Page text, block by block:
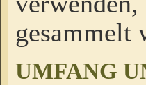
gesammelt
UMFANG